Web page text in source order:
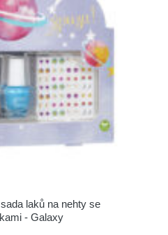
laků na nehty se
- Galaxy